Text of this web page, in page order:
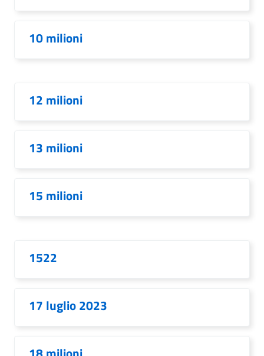
10 milioni
12 milioni
13 milioni
15 milioni
1522
17 luglio 2023